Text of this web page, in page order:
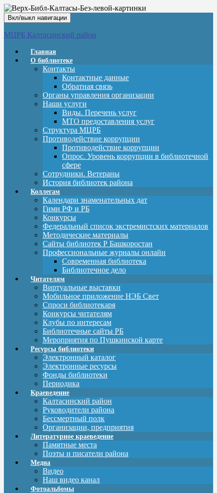
Вкл/выкл навигации
МЦРБ Калтасинский район
Главная
О библиотеке
Контакты
Контактные данные
Обратная связь
Органы управления организации
Наши услуги
Виды. Перечень услуг
МТО предоставления услуг
Структура МЦРБ
Противодействие коррупции
Противодействие коррупции
Опрос. Уровень коррупции в библиотечной
сфере
Сотрудники. Ветераны
История библиотек района
Коллегам
Календари знаменательных дат
Гимн РФ и РБ
Конкурсы
Федеральный список экстремистских материалов
Методические материалы
Сайты библиотек Р Башкоростан
Профессиональные журналы онлайн
Современная библиотека
Библиотечное дело
Читателям
Виртуальные выставки
Мобильное приложение НЭБ Свет
Спроси библиотекаря
Конкурсы читателям
Клубы по интересам
Библиотечные сайты РБ
Мероприятия по Пушкинской карте
Ресурсы библиотеки
Электронный каталог
Электронные ресурсы
Фонды библиотеки
Периодика
Краеведение
Калтасинский район
Руководители района
Бессмертный полк
Организации, предприятия
Литературное краеведение
Памятные места
Поэты и писатели района
Медиа
Видео
Наш видео канал
Фотоальбомы